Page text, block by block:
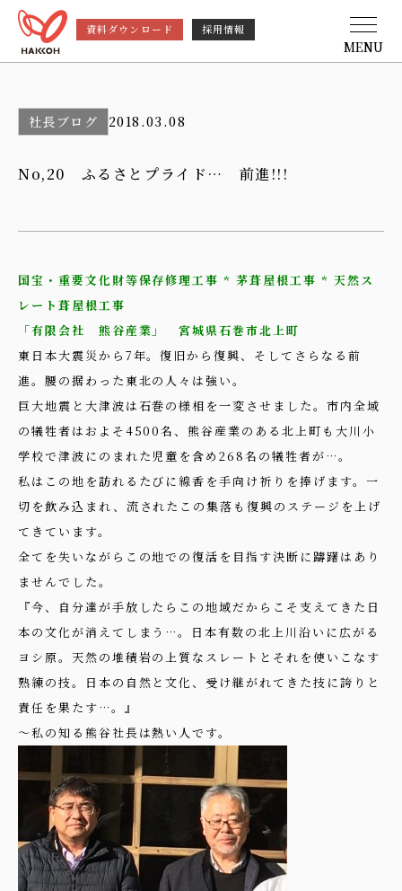
資料ダウンロード 採用情報
MENU
社長ブログ 2018.03.08
No,20 ふるさとプライド… 前進!!!
国宝・重要文化財等保存修理工事 * 茅葺屋根工事 * 天然ス
レート葺屋根工事
「有限会社 熊谷産業」 宮城県石巻市北上町
東日本大震災から7年。復旧から復興、そしてさらなる前
進。腰の据わった東北の人々は強い。
巨大地震と大津波は石巻の様相を一変させました。市内全域
の犠牲者はおよそ4500名、熊谷産業のある北上町も大川小
学校で津波にのまれた児童を含め268名の犠牲者が…。
私はこの地を訪れるたびに線香を手向け祈りを捧げます。一
切を飲み込まれ、流されたこの集落も復興のステージを上げ
てきています。
全てを失いながらこの地での復活を目指す決断に躊躇はあり
ませんでした。
『今、自分達が手放したらこの地域だからこそ支えてきた日
本の文化が消えてしまう…。日本有数の北上川沿いに広がる
ヨシ原。天然の堆積岩の上質なスレートとそれを使いこなす
熟練の技。日本の自然と文化、受け継がれてきた技に誇りと
責任を果たす…。』
～私の知る熊谷社長は熱い人です。